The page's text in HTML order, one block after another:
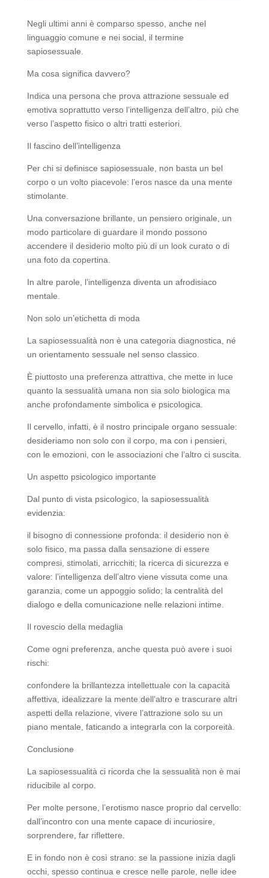
Negli ultimi anni è comparso spesso, anche nel
linguaggio comune e nei social, il termine
sapiosessuale.
Ma cosa significa davvero?
Indica una persona che prova attrazione sessuale ed
emotiva soprattutto verso l’intelligenza dell’altro, più che
verso l’aspetto fisico o altri tratti esteriori.
Il fascino dell’intelligenza
Per chi si definisce sapiosessuale, non basta un bel
corpo o un volto piacevole: l’eros nasce da una mente
stimolante.
Una conversazione brillante, un pensiero originale, un
modo particolare di guardare il mondo possono
accendere il desiderio molto più di un look curato o di
una foto da copertina.
In altre parole, l’intelligenza diventa un afrodisiaco
mentale.
Non solo un’etichetta di moda
La sapiosessualità non è una categoria diagnostica, né
un orientamento sessuale nel senso classico.
È piuttosto una preferenza attrattiva, che mette in luce
quanto la sessualità umana non sia solo biologica ma
anche profondamente simbolica e psicologica.
Il cervello, infatti, è il nostro principale organo sessuale:
desideriamo non solo con il corpo, ma con i pensieri,
con le emozioni, con le associazioni che l’altro ci suscita.
Un aspetto psicologico importante
Dal punto di vista psicologico, la sapiosessualità
evidenzia:
il bisogno di connessione profonda: il desiderio non è
solo fisico, ma passa dalla sensazione di essere
compresi, stimolati, arricchiti; la ricerca di sicurezza e
valore: l’intelligenza dell’altro viene vissuta come una
garanzia, come un appoggio solido; la centralità del
dialogo e della comunicazione nelle relazioni intime.
Il rovescio della medaglia
Come ogni preferenza, anche questa può avere i suoi
rischi:
confondere la brillantezza intellettuale con la capacità
affettiva, idealizzare la mente dell’altro e trascurare altri
aspetti della relazione, vivere l’attrazione solo su un
piano mentale, faticando a integrarla con la corporeità.
Conclusione
La sapiosessualità ci ricorda che la sessualità non è mai
riducibile al corpo.
Per molte persone, l’erotismo nasce proprio dal cervello:
dall’incontro con una mente capace di incuriosire,
sorprendere, far riflettere.
E in fondo non è così strano: se la passione inizia dagli
occhi, spesso continua e cresce nelle parole, nelle idee